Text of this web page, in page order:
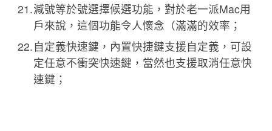
減號等於號選擇候選功能，對於老一派Mac用
戶來說，這個功能令人懷念（滿滿的效率；
自定義快速鍵，內置快捷鍵支援自定義，可設
定任意不衝突快速鍵，當然也支援取消任意快
速鍵；